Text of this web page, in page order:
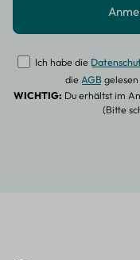
Ich habe die
dieAGBgelesen
WICHTIG: Du erhältst im
(Bitte